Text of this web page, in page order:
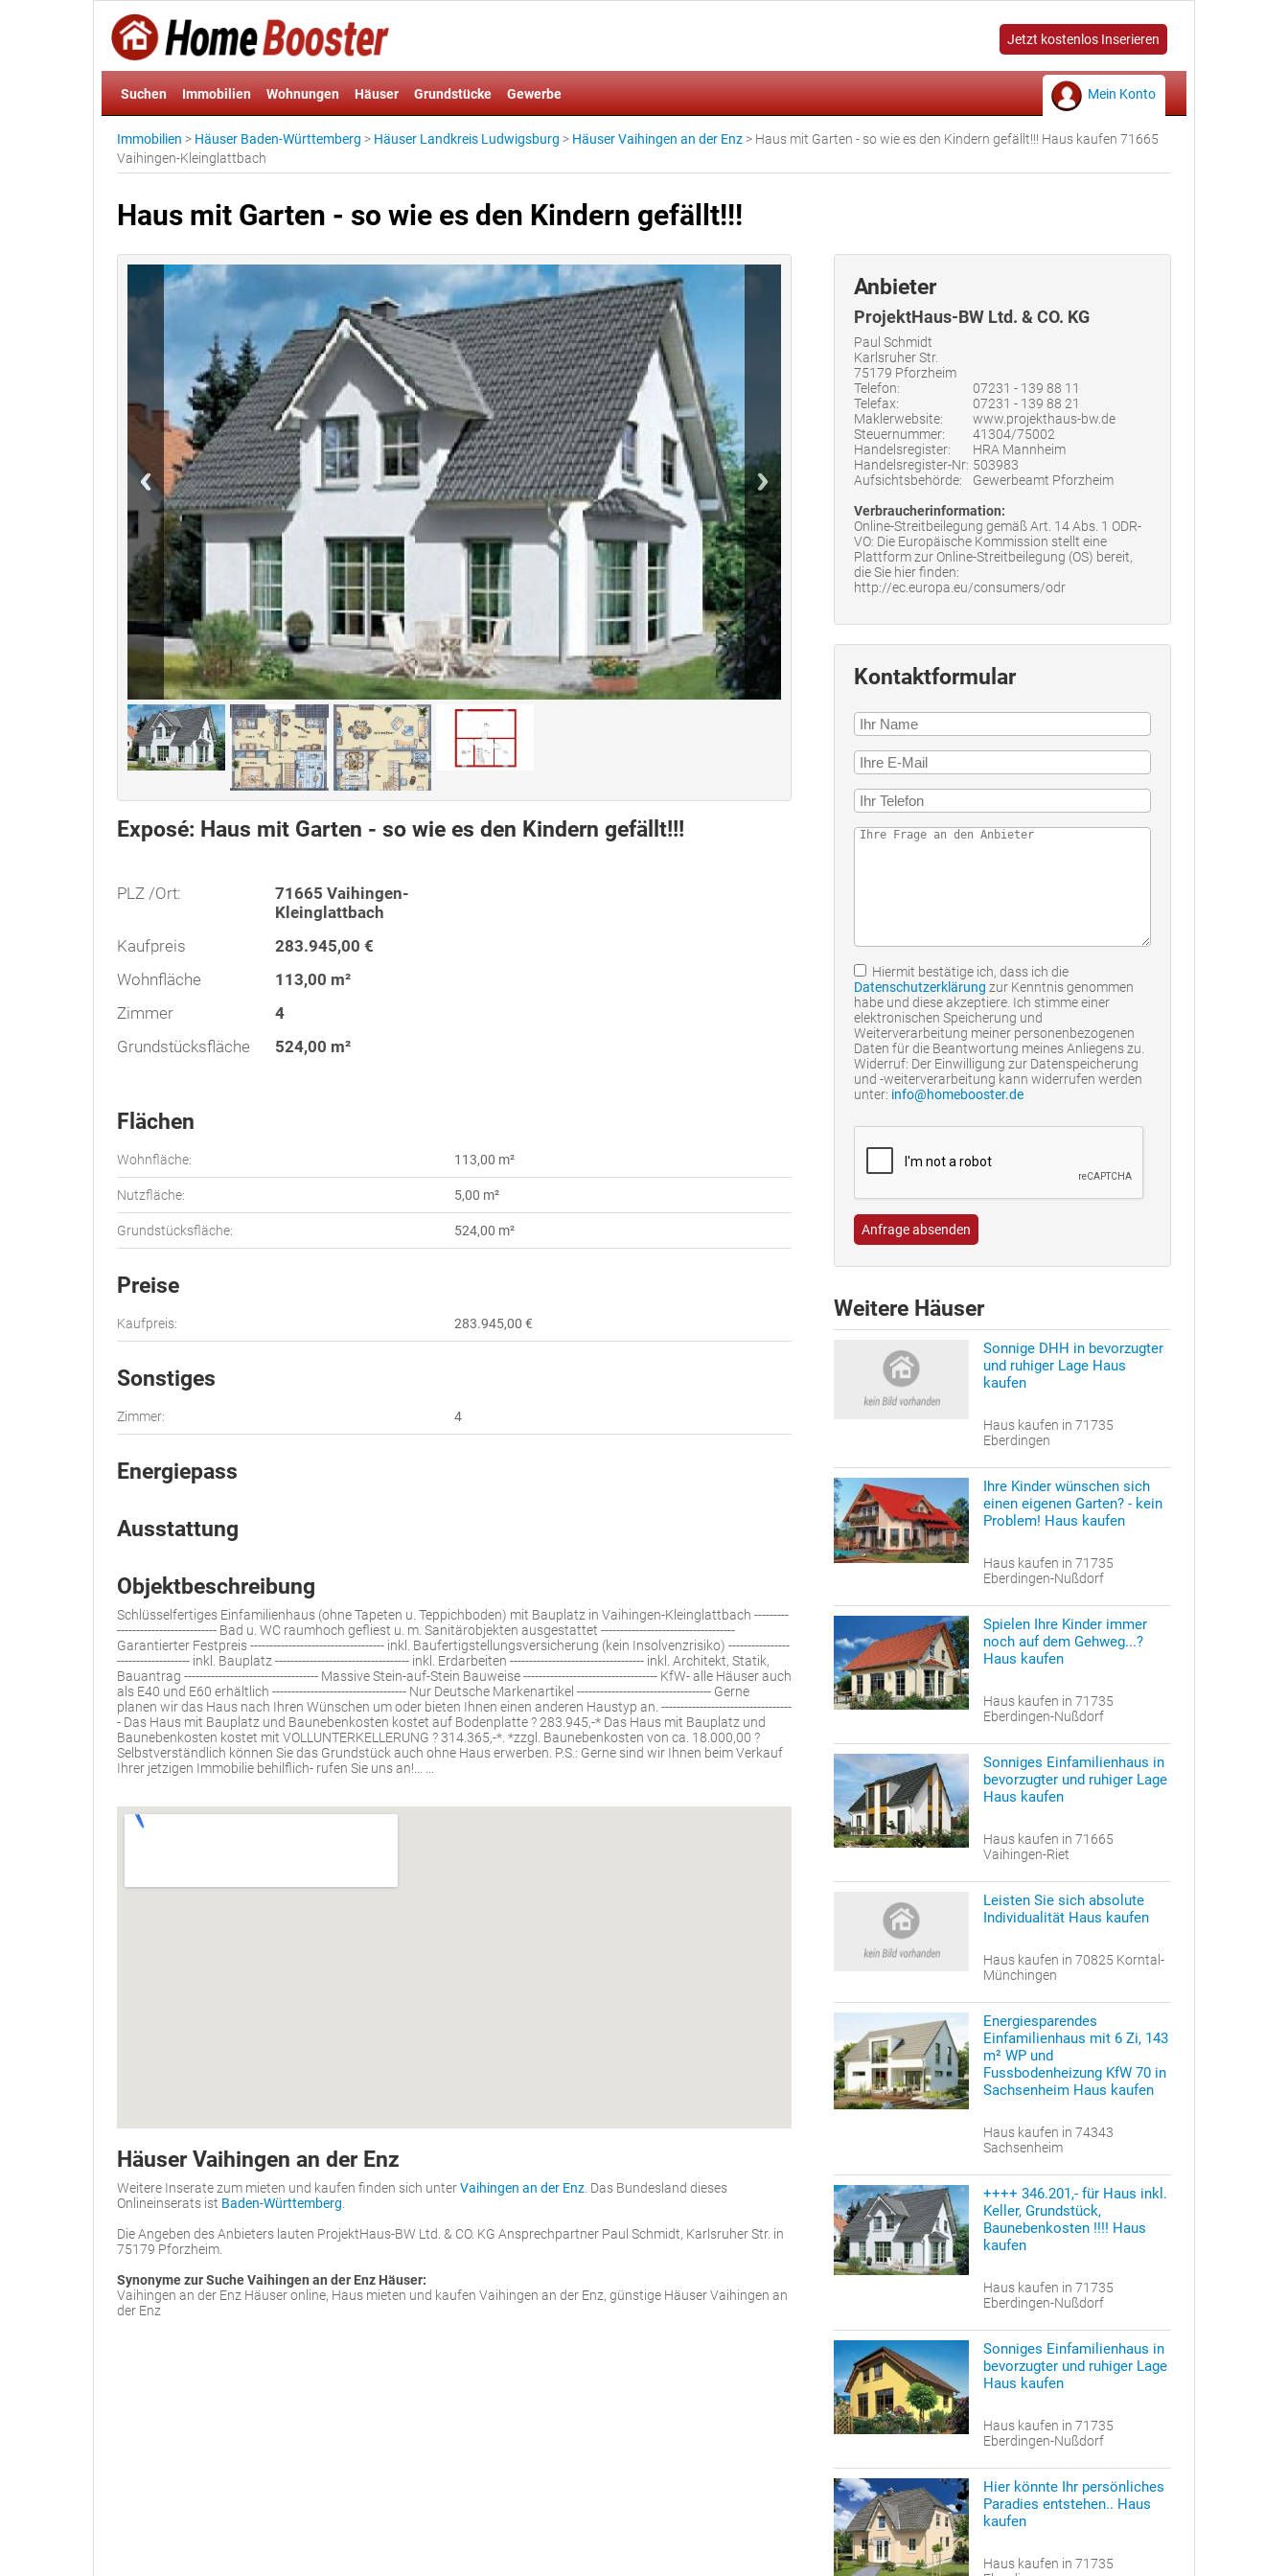
Jetzt kostenlos Inserieren
Suchen Immobilien Wohnungen Häuser Grundstücke Gewerbe Mein Konto
Immobilien > Häuser Baden-Württemberg > Häuser Landkreis Ludwigsburg > Häuser Vaihingen an der Enz > Haus mit Garten - so wie es den Kindern gefällt!!! Haus kaufen 71665
Vaihingen-Kleinglattbach
Haus mit Garten - so wie es den Kindern gefällt!!!
Exposé: Haus mit Garten - so wie es den Kindern gefällt!!!
PLZ /Ort:
71665 Vaihingen-
Kleinglattbach
Kaufpreis
283.945,00 €
Wohnfläche
113,00 m²
Zimmer
4
Grundstücksfläche
524,00 m²
Flächen
Wohnfläche: 113,00 m²
Nutzfläche: 5,00 m²
Grundstücksfläche: 524,00 m²
Preise
Kaufpreis: 283.945,00 €
Sonstiges
Zimmer: 4
Energiepass
Ausstattung
Objektbeschreibung
Schlüsselfertiges Einfamilienhaus (ohne Tapeten u. Teppichboden) mit Bauplatz in Vaihingen-Kleinglattbach ---------
-------------------------- Bad u. WC raumhoch gefliest u. m. Sanitärobjekten ausgestattet -----------------------------------
Garantierter Festpreis ----------------------------------- inkl. Baufertigstellungsversicherung (kein Insolvenzrisiko) ----------------
------------------- inkl. Bauplatz ----------------------------------- inkl. Erdarbeiten ----------------------------------- inkl. Architekt, Statik,
Bauantrag ----------------------------------- Massive Stein-auf-Stein Bauweise ----------------------------------- KfW- alle Häuser auch
als E40 und E60 erhältlich ----------------------------------- Nur Deutsche Markenartikel ----------------------------------- Gerne
planen wir das Haus nach Ihren Wünschen um oder bieten Ihnen einen anderen Haustyp an. ----------------------------------
- Das Haus mit Bauplatz und Baunebenkosten kostet auf Bodenplatte ? 283.945,-* Das Haus mit Bauplatz und
Baunebenkosten kostet mit VOLLUNTERKELLERUNG ? 314.365,-*. *zzgl. Baunebenkosten von ca. 18.000,00 ?
Selbstverständlich können Sie das Grundstück auch ohne Haus erwerben. P.S.: Gerne sind wir Ihnen beim Verkauf
Ihrer jetzigen Immobilie behilflich- rufen Sie uns an!... ...
Häuser Vaihingen an der Enz
Weitere Inserate zum mieten und kaufen finden sich unterVaihingen an der Enz. Das Bundesland dieses
Onlineinserats ist Baden-Württemberg.
Die Angeben des Anbieters lauten ProjektHaus-BW Ltd. & CO. KG Ansprechpartner Paul Schmidt, Karlsruher Str. in
75179 Pforzheim.
Synonyme zur Suche Vaihingen an der Enz Häuser:
Vaihingen an der Enz Häuser online, Haus mieten und kaufen Vaihingen an der Enz, günstige Häuser Vaihingen an
der Enz
Anbieter
ProjektHaus-BW Ltd. & CO. KG
Paul Schmidt
Karlsruher Str.
75179 Pforzheim
Telefon:
07231 - 139 88 11
Telefax:
07231 - 139 88 21
Maklerwebsite:
www.projekthaus-bw.de
Steuernummer:
41304/75002
Handelsregister:
HRA Mannheim
Handelsregister-Nr: 503983
Aufsichtsbehörde:
Gewerbeamt Pforzheim
Verbraucherinformation:
Online-Streitbeilegung gemäß Art. 14 Abs. 1 ODR-
VO: Die Europäische Kommission stellt eine
Plattform zur Online-Streitbeilegung (OS) bereit,
die Sie hier finden:
http://ec.europa.eu/consumers/odr
Kontaktformular
Hiermit bestätige ich, dass ich die
Datenschutzerklärung zur Kenntnis genommen
habe und diese akzeptiere. Ich stimme einer
elektronischen Speicherung und
Weiterverarbeitung meiner personenbezogenen
Daten für die Beantwortung meines Anliegens zu.
Widerruf: Der Einwilligung zur Datenspeicherung
und -weiterverarbeitung kann widerrufen werden
unter: info@homebooster.de
Anfrage absenden
Weitere Häuser
Sonnige DHH in bevorzugter
und ruhiger Lage Haus
kaufen
Haus kaufen in 71735
Eberdingen
Ihre Kinder wünschen sich
einen eigenen Garten? - kein
Problem! Haus kaufen
Haus kaufen in 71735
Eberdingen-Nußdorf
Spielen Ihre Kinder immer
noch auf dem Gehweg...?
Haus kaufen
Haus kaufen in 71735
Eberdingen-Nußdorf
Sonniges Einfamilienhaus in
bevorzugter und ruhiger Lage
Haus kaufen
Haus kaufen in 71665
Vaihingen-Riet
Leisten Sie sich absolute
Individualität Haus kaufen
Haus kaufen in 70825 Korntal-
Münchingen
Energiesparendes
Einfamilienhaus mit 6 Zi, 143
m² WP und
Fussbodenheizung KfW 70 in
Sachsenheim Haus kaufen
Haus kaufen in 74343
Sachsenheim
++++ 346.201,- für Haus inkl.
Keller, Grundstück,
Baunebenkosten !!!! Haus
kaufen
Haus kaufen in 71735
Eberdingen-Nußdorf
Sonniges Einfamilienhaus in
bevorzugter und ruhiger Lage
Haus kaufen
Haus kaufen in 71735
Eberdingen-Nußdorf
Hier könnte Ihr persönliches
Paradies entstehen.. Haus
kaufen
Haus kaufen in 71735